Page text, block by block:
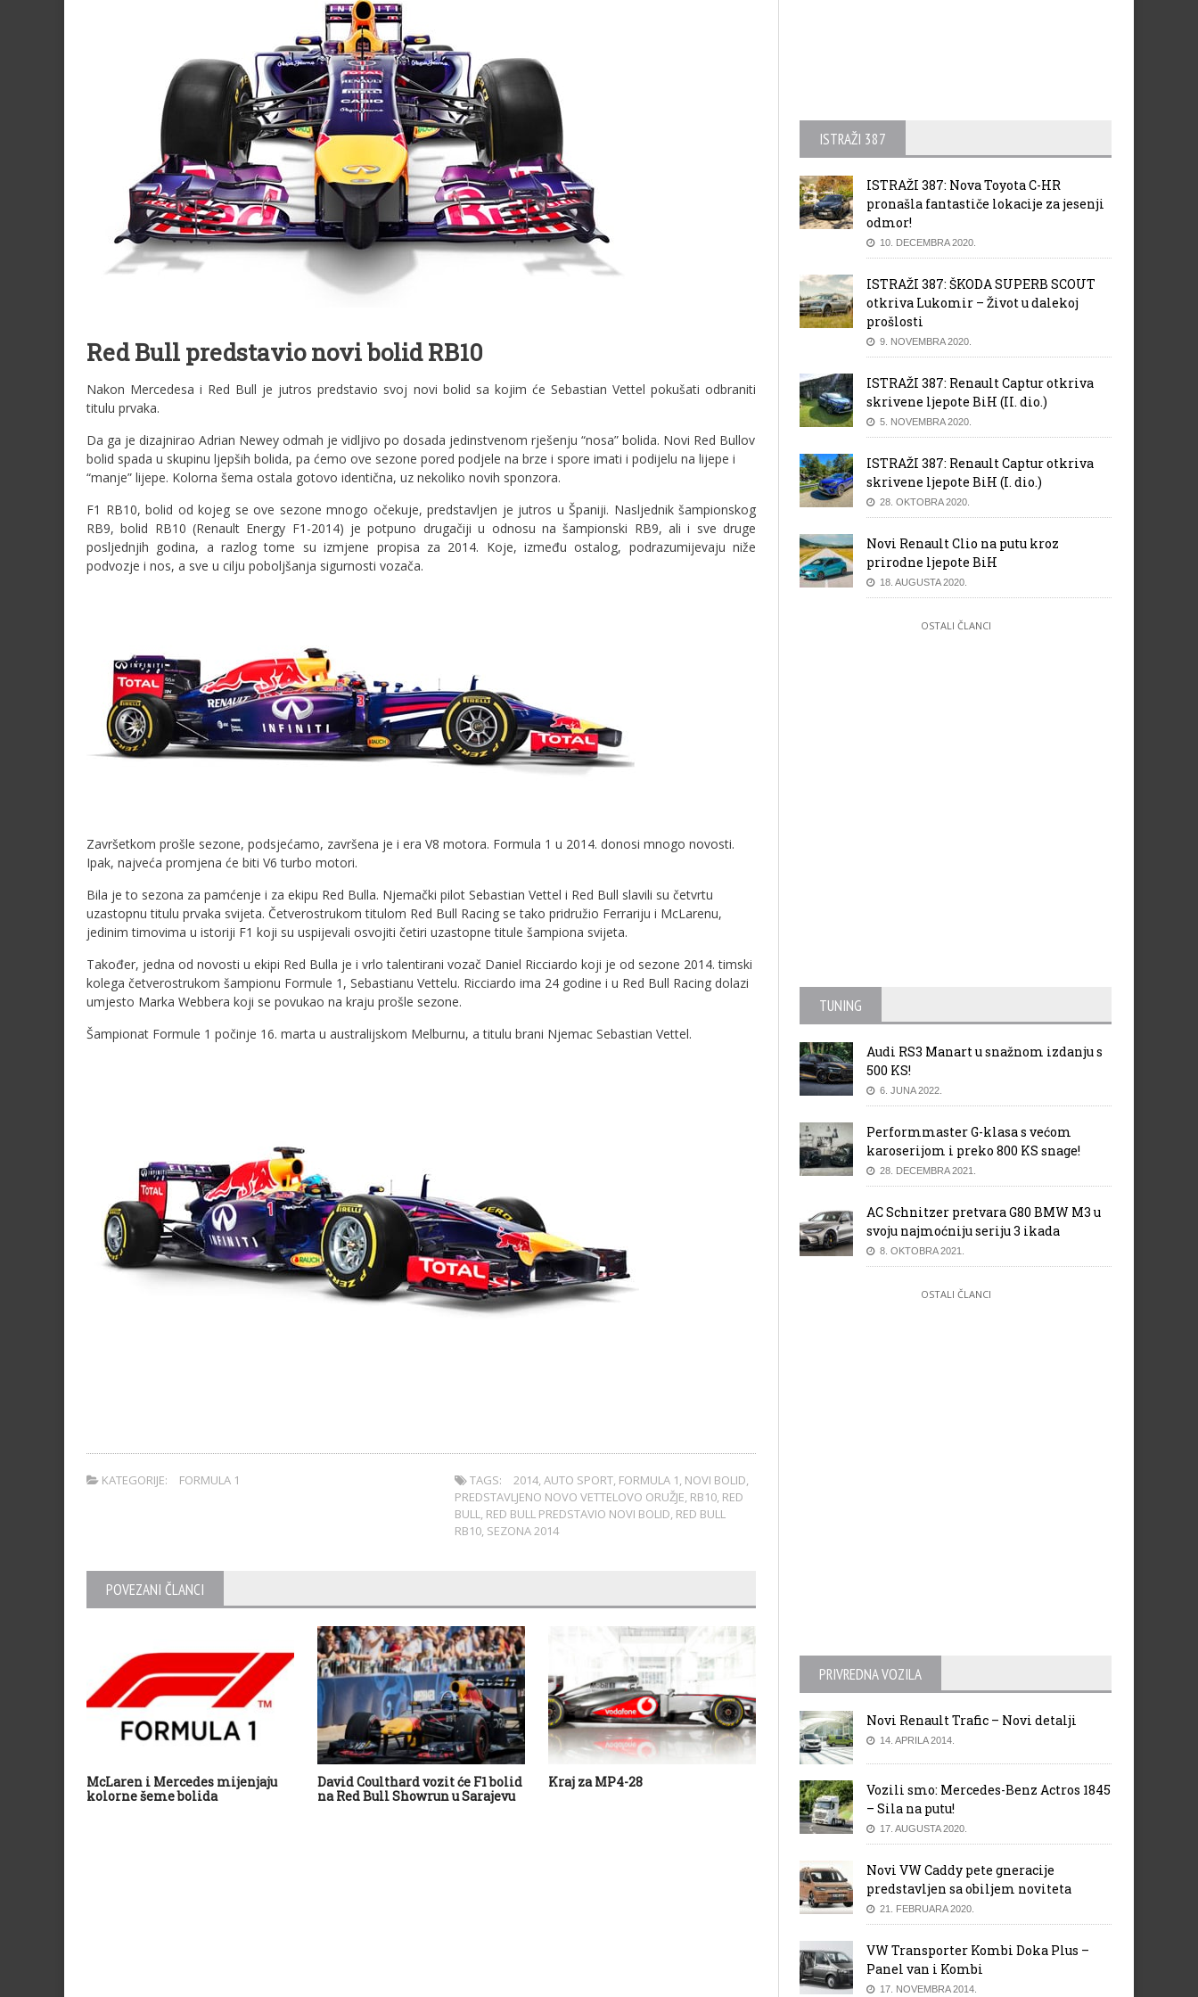
Red Bull predstavio novi bolid RB10
Nakon Mercedesa i Red Bull je jutros predstavio svoj novi bolid sa kojim će Sebastian Vettel pokušati odbraniti
titulu prvaka.
Da ga je dizajnirao Adrian Newey odmah je vidljivo po dosada jedinstvenom rješenju “nosa” bolida. Novi Red Bullov
bolid spada u skupinu ljepših bolida, pa ćemo ove sezone pored podjele na brze i spore imati i podijelu na lijepe i
“manje” lijepe. Kolorna šema ostala gotovo identična, uz nekoliko novih sponzora.
F1 RB10, bolid od kojeg se ove sezone mnogo očekuje, predstavljen je jutros u Španiji. Nasljednik šampionskog
RB9, bolid RB10 (Renault Energy F1-2014) je potpuno drugačiji u odnosu na šampionski RB9, ali i sve druge
posljednjih godina, a razlog tome su izmjene propisa za 2014. Koje, između ostalog, podrazumijevaju niže
podvozje i nos, a sve u cilju poboljšanja sigurnosti vozača.
Završetkom prošle sezone, podsjećamo, završena je i era V8 motora. Formula 1 u 2014. donosi mnogo novosti.
Ipak, najveća promjena će biti V6 turbo motori.
Bila je to sezona za pamćenje i za ekipu Red Bulla. Njemački pilot Sebastian Vettel i Red Bull slavili su četvrtu
uzastopnu titulu prvaka svijeta. Četverostrukom titulom Red Bull Racing se tako pridružio Ferrariju i McLarenu,
jedinim timovima u istoriji F1 koji su uspijevali osvojiti četiri uzastopne titule šampiona svijeta.
Također, jedna od novosti u ekipi Red Bulla je i vrlo talentirani vozač Daniel Ricciardo koji je od sezone 2014. timski
kolega četverostrukom šampionu Formule 1, Sebastianu Vettelu. Ricciardo ima 24 godine i u Red Bull Racing dolazi
umjesto Marka Webbera koji se povukao na kraju prošle sezone.
Šampionat Formule 1 počinje 16. marta u australijskom Melburnu, a titulu brani Njemac Sebastian Vettel.
KATEGORIJE: FORMULA 1 TAGS: 2014,AUTO SPORT, FORMULA 1, NOVI BOLID,
PREDSTAVLJENO NOVO VETTELOVO ORUŽJE, RB10, RED
BULL, RED BULL PREDSTAVIO NOVI BOLID, RED BULL
RB10, SEZONA 2014
POVEZANI ČLANCI
McLaren i Mercedes mijenjaju
kolorne šeme bolida
David Coulthard vozit će F1 bolid
na Red Bull Showrun u Sarajevu
Kraj za MP4-28
James Allison odlazi iz
Ferrarija
VN Japana 2014: Rezultati
kvalifikacija
ISTRAŽI 387
ISTRAŽI 387: Nova Toyota C-HR
pronašla fantastiče lokacije za jesenji
odmor!
10. DECEMBRA 2020.
ISTRAŽI 387: ŠKODA SUPERB SCOUT
otkriva Lukomir – Život u dalekoj
prošlosti
9. NOVEMBRA 2020.
ISTRAŽI 387: Renault Captur otkriva
skrivene ljepote BiH (II. dio.)
5. NOVEMBRA 2020.
ISTRAŽI 387: Renault Captur otkriva
skrivene ljepote BiH (I. dio.)
28. OKTOBRA 2020.
Novi Renault Clio na putu kroz
prirodne ljepote BiH
18. AUGUSTA 2020.
OSTALI ČLANCI
TUNING
Audi RS3 Manart u snažnom izdanju s
500 KS!
6. JUNA 2022.
Performmaster G-klasa s većom
karoserijom i preko 800 KS snage!
28. DECEMBRA 2021.
AC Schnitzer pretvara G80 BMW M3 u
svoju najmoćniju seriju 3 ikada
8. OKTOBRA 2021.
OSTALI ČLANCI
PRIVREDNA VOZILA
Novi Renault Trafic – Novi detalji
14. APRILA 2014.
Vozili smo: Mercedes-Benz Actros 1845
– Sila na putu!
17. AUGUSTA 2020.
Novi VW Caddy pete gneracije
predstavljen sa obiljem noviteta
21. FEBRUARA 2020.
VW Transporter Kombi Doka Plus –
Panel van i Kombi
17. NOVEMBRA 2014.